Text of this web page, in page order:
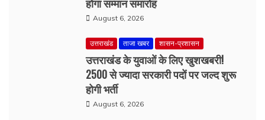
उत्तराखंड के युवाओं के लिए खुशखबरी!
2500 से ज्यादा सरकारी पदों पर जल्द शुरू
होगी भर्ती
August 6, 2026
उत्तराखंड ताजा खबर देहरादून शासन-प्रशासन
MDDA बोर्ड बैठक में इन 25 बड़े प्रस्तावों को
मिली मंजूरी